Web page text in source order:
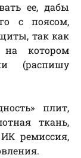
ее, дабы
с поясом,
так как
котором
(распишу
плит,
ткань,
ремиссия,